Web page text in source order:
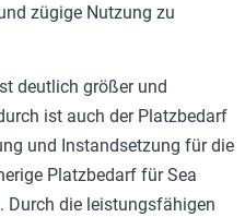
zügige Nutzung zu
deutlich größer und
ist auch der Platzbedarf
und Instandsetzung für die
Platzbedarf für Sea
Durch die leistungsfähigen